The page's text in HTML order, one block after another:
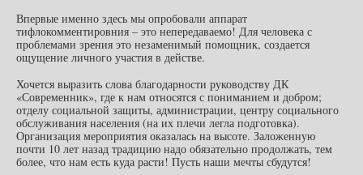
Впервые именно здесь мы опробовали аппарат
тифлокомментировния – это непередаваемо! Для человека с
проблемами зрения это незаменимый помощник, создается
ощущение личного участия в действе.
Хочется выразить слова благодарности руководству ДК
«Современник», где к нам относятся с пониманием и добром;
отделу социальной защиты, администрации, центру социального
обслуживания населения (на их плечи легла подготовка).
Организация мероприятия оказалась на высоте. Заложенную
почти 10 лет назад традицию надо обязательно продолжать, тем
более, что нам есть куда расти! Пусть наши мечты сбудутся!